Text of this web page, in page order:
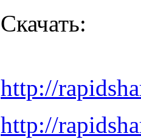
Скачать:
http://
http://